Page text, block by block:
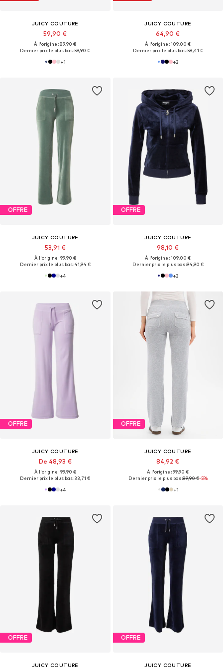
JUICY COUTURE
59,90 €
À l'origine : 89,90 €
Dernier prix le plus bas :59,90 €
+1
JUICY COUTURE
64,90 €
À l'origine : 109,00 €
Dernier prix le plus bas :58,41 €
+2
OFFRE
JUICY COUTURE
53,91 €
À l'origine : 99,90 €
Dernier prix le plus bas :41,94 €
+4
OFFRE
JUICY COUTURE
98,10 €
À l'origine : 109,00 €
Dernier prix le plus bas :94,90 €
+2
OFFRE
JUICY COUTURE
De 48,93 €
À l'origine : 99,90 €
Dernier prix le plus bas :33,71 €
+4
OFFRE
JUICY COUTURE
84,92 €
À l'origine : 99,90 €
Dernier prix le plus bas :89,90 €-5%
+1
OFFRE
JUICY COUTURE
OFFRE
JUICY COUTURE